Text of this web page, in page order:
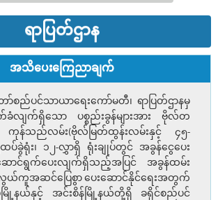
ရာပြတ်ဌာန
အသိပေးကြေညာချက်
ာ်စည်ပင်သာယာရေးကော်မတီ၊ ရာပြတ်ဌာနမှ
ခံလျက်ရှိသော ပစ္စည်းခွန်များအား ဗိုလ်တ
ကုန်သည်လမ်း(ဗိုလ်မြတ်ထွန်းလမ်းနှင့် ၄၅-
ထပ်ခွဲရုံး၊ ၁၂-လွှာရှိ ရုံးချုပ်တွင် အခွန်ငွေပေး
ောင်ရွက်ပေးလျက်ရှိသည့်အပြင် အခွန်ထမ်း
လွယ်ကူအဆင်ပြေစွာ ပေးဆောင်နိုင်ရေးအတွက်
မြို့နယ်နှင့် အင်းစိန်မြို့နယ်တို့ရှိ ခရိုင်စည်ပင်